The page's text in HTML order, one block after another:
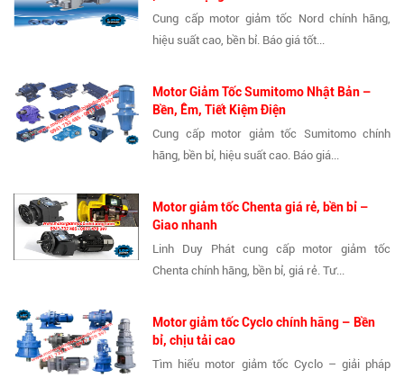
Cung cấp motor giảm tốc Nord chính hãng,
hiệu suất cao, bền bỉ. Báo giá tốt...
Motor Giảm Tốc Sumitomo Nhật Bản –
Bền, Êm, Tiết Kiệm Điện
Cung cấp motor giảm tốc Sumitomo chính
hãng, bền bỉ, hiệu suất cao. Báo giá...
Motor giảm tốc Chenta giá rẻ, bền bỉ –
Giao nhanh
Linh Duy Phát cung cấp motor giảm tốc
Chenta chính hãng, bền bỉ, giá rẻ. Tư...
Motor giảm tốc Cyclo chính hãng – Bền
bỉ, chịu tải cao
Tìm hiểu motor giảm tốc Cyclo – giải pháp